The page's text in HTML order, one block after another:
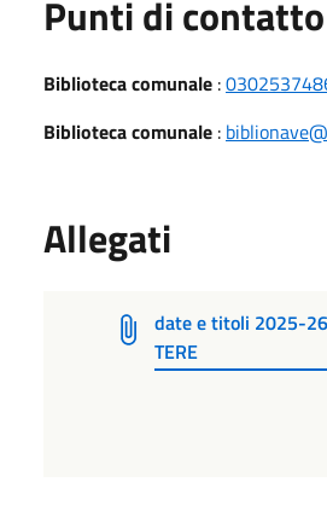
Punti di contatto
Biblioteca comunale :
Biblioteca comunale :
Allegati
date e titoli 2025-26
TERE